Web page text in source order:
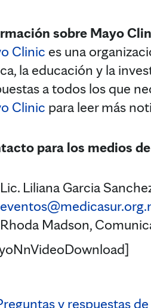
sobre Mayo
Clinic es una
la educación y la
a todos los que
Clinic para leer más
para los medios
Lic. Liliana Garcia
Rhoda Madson,
y respuestas